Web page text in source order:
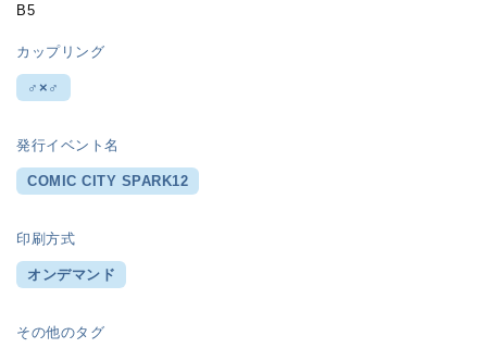
B5
カップリング
♂×♂
発行イベント名
COMIC CITY SPARK12
印刷方式
オンデマンド
その他のタグ